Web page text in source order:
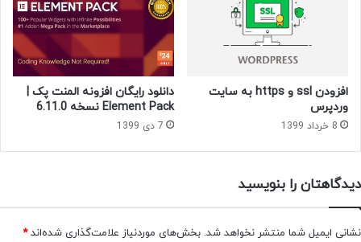
افزودن ssl و https به سایت
وردپرس
8 خرداد 1399
دانلود رایگان افزونه المنت پک |
Element Pack نسخه 6.11.0
7 دی 1399
دیدگاهتان را بنویسید
نشانی ایمیل شما منتشر نخواهد شد. بخش‌های موردنیاز علامت‌گذاری شده‌اند*